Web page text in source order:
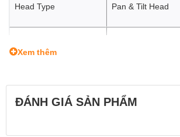
Head Type Pan & Tilt Head
Drag Control
Xem thêm
ĐÁNH GIÁ SẢN PHẨM